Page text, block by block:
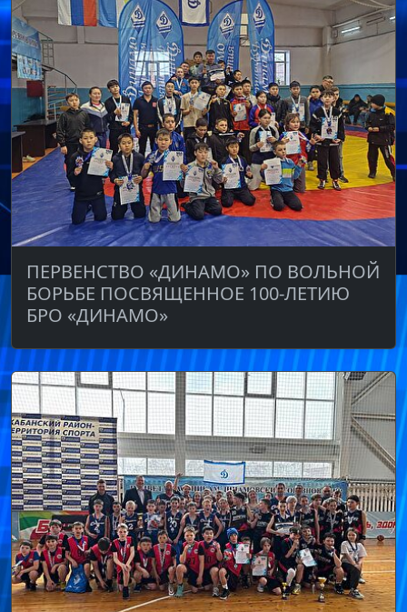
ПЕРВЕНСТВО «ДИНАМО» ПО ВОЛЬНОЙ
БОРЬБЕ ПОСВЯЩЕННОЕ 100-ЛЕТИЮ
БРО «ДИНАМО»